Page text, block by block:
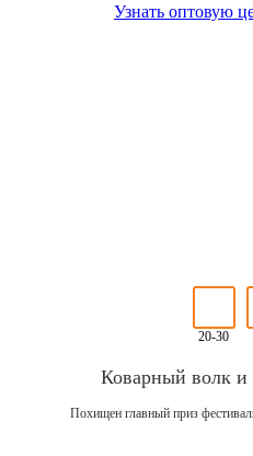
Узнать оптовую
20-30
Коварный волк и
Похищен главный приз